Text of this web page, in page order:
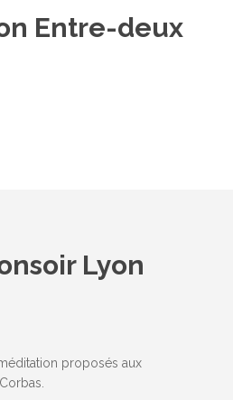
Entre-deux
Lyon
proposés aux